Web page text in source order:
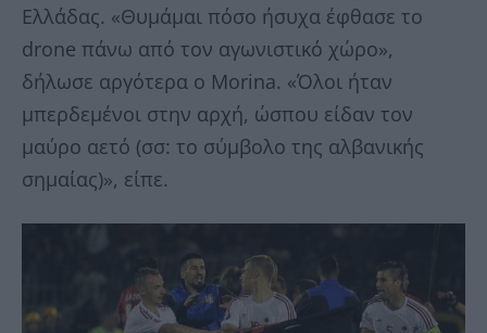
Ελλάδας. «Θυμάμαι πόσο ήσυχα έφθασε το
drone πάνω από τον αγωνιστικό χώρο»,
δήλωσε αργότερα ο Morina. «Όλοι ήταν
μπερδεμένοι στην αρχή, ώσπου είδαν τον
μαύρο αετό (σσ: το σύμβολο της αλβανικής
σημαίας)», είπε.